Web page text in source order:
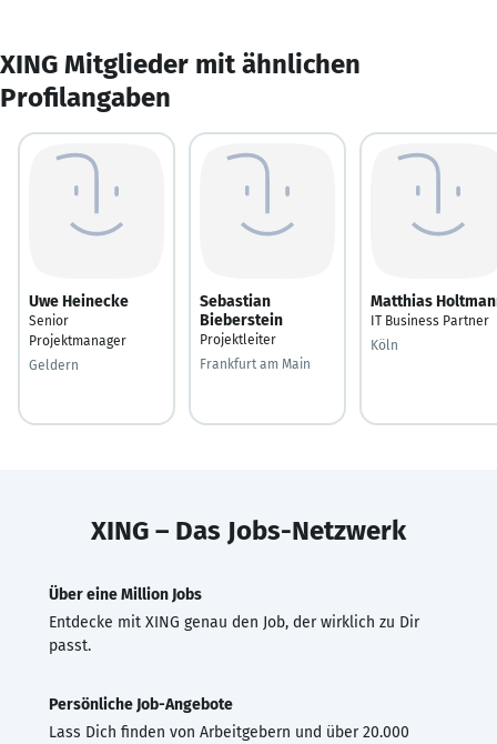
XING Mitglieder mit ähnlichen
Profilangaben
Uwe Heinecke
Senior
Projektmanager
Geldern
Sebastian
Bieberstein
Projektleiter
Frankfurt am Main
Matthias
IT Business Partner
Köln
XING – Das Jobs-Netzwerk
Über eine Million Jobs
Entdecke mit XING genau den Job, der wirklich zu Dir
passt.
Persönliche Job-Angebote
Lass Dich finden von Arbeitgebern und über 20.000